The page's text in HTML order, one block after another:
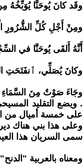
وقَد كانَ يُوحَنَّا يُوَبِّخُهُ
ومِنْ أَجْلِ كُلِّ الشُّرُورِ
أَنَّهُ أَلقَى يُوحَنَّا في
وكانَ يُصَلِّي، ٱنفَتَحَتِ
وجَاءَ صَوْتٌ مِنَ
. ويضع التقليد
على خمسة أميال من
وعلى هذا بني هناك
سمى السريان هذا
ومعناه بالعربية